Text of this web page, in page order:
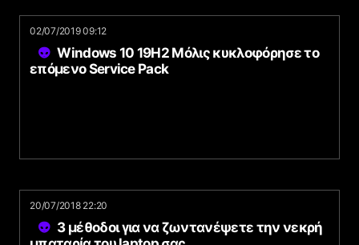
02/07/2019 09:12
Windows 10 19H2 Μόλις κυκλοφόρησε το
επόμενο Service Pack
20/07/2018 22:20
3 μέθοδοι για να ζωντανέψετε την νεκρή